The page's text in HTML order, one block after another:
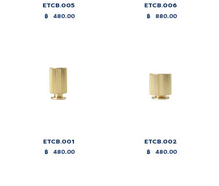
ETCB.005
฿ 480.00
ETCB.006
฿ 880.00
ETCB.001
฿ 480.00
ETCB.002
฿ 480.00